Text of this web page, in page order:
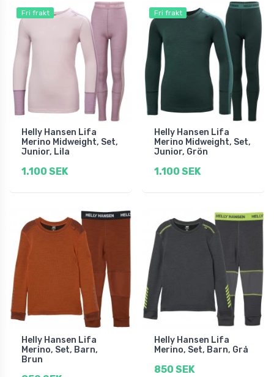
Fri frakt
Helly Hansen Lifa
Merino Midweight, Set,
Junior, Lila
1.100 SEK
Fri frakt
Helly Hansen Lifa
Merino Midweight, Set,
Junior, Grön
1.100 SEK
Helly Hansen Lifa
Merino, Set, Barn,
Brun
Helly Hansen Lifa
Merino, Set, Barn, Grå
850 SEK